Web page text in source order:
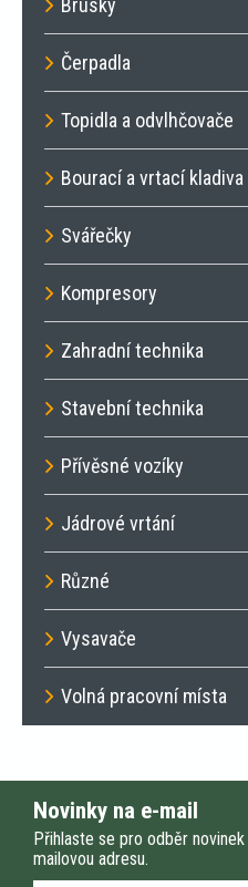
Brusky
Čerpadla
Topidla a odvlhčovače
Bourací a vrtací kladiva
Svářečky
Kompresory
Zahradní technika
Stavební technika
Přívěsné vozíky
Jádrové vrtání
Různé
Vysavače
Volná pracovní místa
Novinky na e-mail
Přihlaste se pro odběr
mailovou adresu.